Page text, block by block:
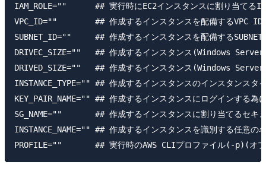
IAM_ROLE=""      ## 実行時にEC2インスタンスに割り当て
VPC_ID=""        ## 作成するインスタンスを配備するVPC
SUBNET_ID=""     ## 作成するインスタンスを配備する
DRIVEC_SIZE=""   ## 作成するインスタンス(Windows
DRIVED_SIZE=""   ## 作成するインスタンス(Windows
INSTANCE_TYPE="" ## 作成するインスタンスのインスタンス
KEY_PAIR_NAME="" ## 作成するインスタンスにログインする
SG_NAME=""       ## 作成するインスタンスに割り当てるセキ
INSTANCE_NAME="" ## 作成するインスタンスを識別する任意